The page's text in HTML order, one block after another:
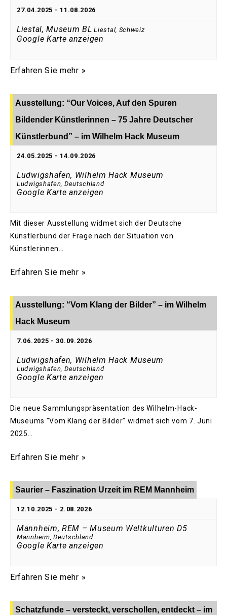
27.04.2025 - 11.08.2026
Liestal, Museum BL Liestal, Schweiz
Google Karte anzeigen
Erfahren Sie mehr »
Ausstellung: “Our Voices, Auf den Spuren
Bildender Künstlerinnen – 75 Jahre Deutscher
Künstlerbund” – im Wilhelm Hack Museum
24.05.2025 - 14.09.2026
Ludwigshafen, Wilhelm Hack Museum
Ludwigshafen, Deutschland
Google Karte anzeigen
Mit dieser Ausstellung widmet sich der Deutsche
Künstlerbund der Frage nach der Situation von
Künstlerinnen…
Erfahren Sie mehr »
Ausstellung: “Vom Klang der Bilder” – im Wilhelm
Hack Museum
7.06.2025 -30.09.2026
Ludwigshafen, Wilhelm Hack Museum
Ludwigshafen, Deutschland
Google Karte anzeigen
Die neue Sammlungspräsentation des Wilhelm-Hack-
Museums "Vom Klang der Bilder" widmet sich vom 7. Juni
2025…
Erfahren Sie mehr »
Saurier – Faszination Urzeit im REM Mannheim
12.10.2025 - 2.08.2026
Mannheim, REM – Museum Weltkulturen D5
Mannheim, Deutschland
Google Karte anzeigen
Erfahren Sie mehr »
Schatzfunde – versteckt, verschollen, entdeckt – im